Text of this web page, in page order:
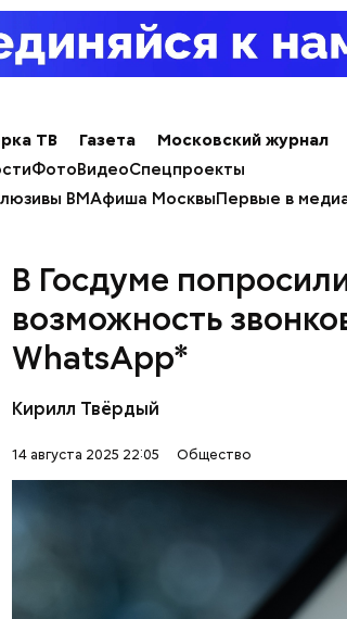
ТВ Газета Московский журнал
ФотоВидеоСпецпроекты
ВМАфиша МосквыПервые в
В Госдуме
возможность
WhatsApp*
Кирилл Твёрдый
14 августа 2025 22:05 Общество
Спагетти из кабачков
с сахарным диабетом;
лишним весом.